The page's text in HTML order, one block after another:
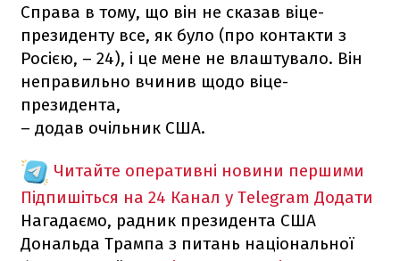
Справа в тому, що він не сказав віце-
президенту все, як було (про контакти з
Росією, – 24), і це мене не влаштувало. Він
неправильно вчинив щодо віце-
президента,
– додав очільник США.
Читайте оперативні новини першими
Підпишіться на 24 Канал у Telegram Додати
Нагадаємо, радник президента США
Дональда Трампа з питань національної